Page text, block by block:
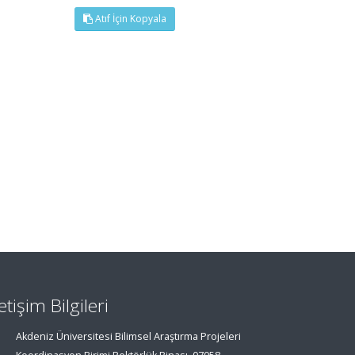
Atıf İçin Kopyala
Bilgileri
Akdeniz Üniversitesi Bilimsel Araştırma Projeleri